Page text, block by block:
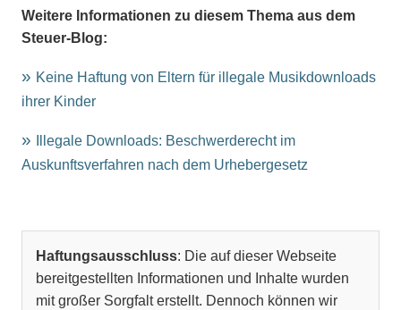
Weitere Informationen zu diesem Thema aus dem
Steuer-Blog:
Keine Haftung von Eltern für illegale Musikdownloads
ihrer Kinder
Illegale Downloads: Beschwerderecht im
Auskunftsverfahren nach dem Urhebergesetz
Haftungsausschluss: Die auf dieser Webseite
bereitgestellten Informationen und Inhalte wurden
mit großer Sorgfalt erstellt. Dennoch können wir